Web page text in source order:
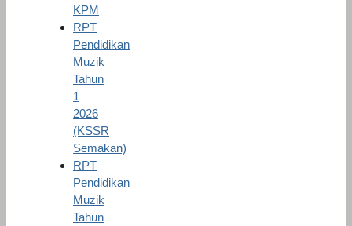
KPM
RPT
Pendidikan
Muzik
Tahun
1
2026
(KSSR
Semakan)
RPT
Pendidikan
Muzik
Tahun